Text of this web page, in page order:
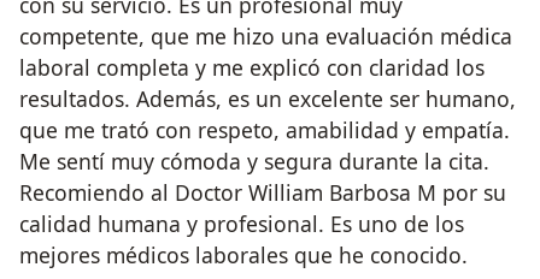
competente, que me hizo una evaluación médica
laboral completa y me explicó con claridad los
resultados. Además, es un excelente ser humano,
que me trató con respeto, amabilidad y empatía.
Me sentí muy cómoda y segura durante la cita.
Recomiendo al Doctor William Barbosa M por su
calidad humana y profesional. Es uno de los
mejores médicos laborales que he conocido.